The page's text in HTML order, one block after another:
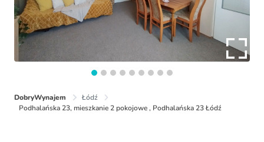
DobryWynajem
Łódź
Podhalańska 23, mieszkanie 2 pokojowe , Podhalańska 23 Łódź